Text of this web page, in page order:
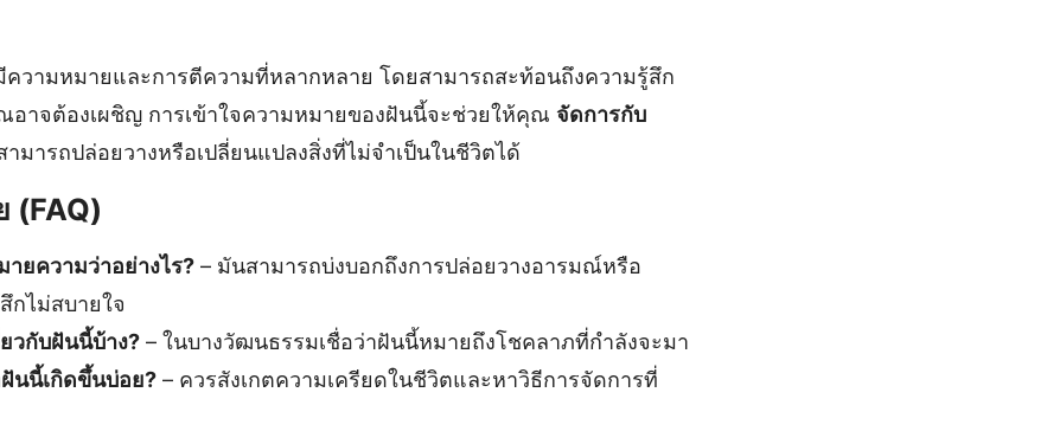
ความหมายและการตีความที่หลากหลาย โดยสามารถสะท้อนถึงความรู้สึก
าจต้องเผชิญ การเข้าใจความหมายของฝันนี้จะช่วยให้คุณ จัดการกับ
มารถปล่อยวางหรือเปลี่ยนแปลงสิ่งที่ไม่จำเป็นในชีวิตได้
(FAQ)
ยความว่าอย่างไร?– มันสามารถบ่งบอกถึงการปล่อยวางอารมณ์หรือ
ไม่สบายใจ
วกับฝันนี้บ้าง?– ในบางวัฒนธรรมเชื่อว่าฝันนี้หมายถึงโชคลาภที่กำลังจะมา
นนี้เกิดขึ้นบ่อย?– ควรสังเกตความเครียดในชีวิตและหาวิธีการจัดการที่